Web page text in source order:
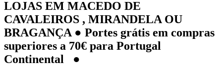
LOJAS EM MACEDO DE
CAVALEIROS , MIRANDELA OU
BRAGANÇA ● Portes grátis em compras
superiores a 70€ para Portugal
Continental ●